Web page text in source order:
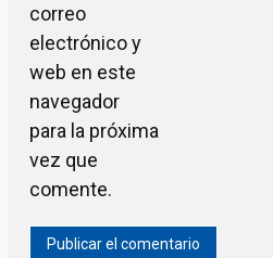
correo
electrónico y
web en este
navegador
para la próxima
vez que
comente.